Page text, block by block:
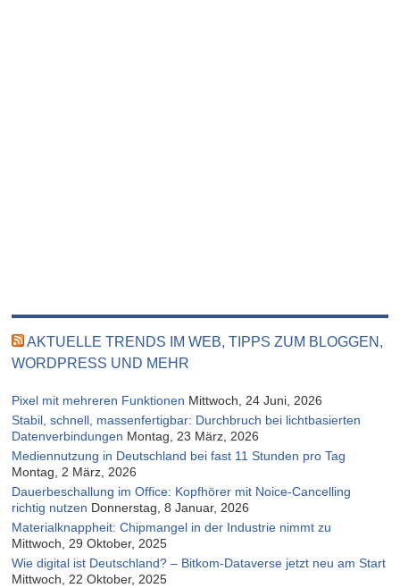
AKTUELLE TRENDS IM WEB, TIPPS ZUM BLOGGEN,
WORDPRESS UND MEHR
Pixel mit mehreren Funktionen Mittwoch, 24 Juni, 2026
Stabil, schnell, massenfertigbar: Durchbruch bei lichtbasierten
Datenverbindungen Montag, 23 März, 2026
Mediennutzung in Deutschland bei fast 11 Stunden pro Tag
Montag, 2 März, 2026
Dauerbeschallung im Office: Kopfhörer mit Noice-Cancelling
richtig nutzen Donnerstag, 8 Januar, 2026
Materialknappheit: Chipmangel in der Industrie nimmt zu
Mittwoch, 29 Oktober, 2025
Wie digital ist Deutschland? – Bitkom-Dataverse jetzt neu am Start
Mittwoch, 22 Oktober, 2025